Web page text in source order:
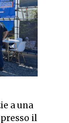
a una
il